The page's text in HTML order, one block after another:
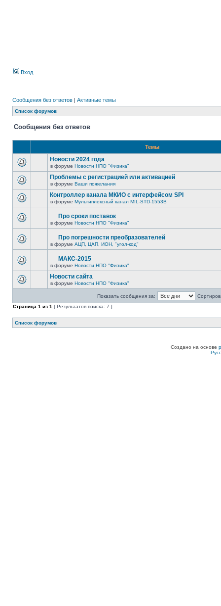
Вход
Сообщения без ответов | Активные темы
Список форумов
Сообщения без ответов
Темы
Новости 2024 года
в форуме Новости НПО "Физика"
Проблемы с регистрацией или активацией
в форуме Ваши пожелания
Контроллер канала МКИО с интерфейсом SPI
в форуме Мультиплексный канал MIL-STD-1553B
Про сроки поставок
в форуме Новости НПО "Физика"
Про погрешности преобразователей
в форуме АЦП, ЦАП, ИОН, "угол-код"
МАКС-2015
в форуме Новости НПО "Физика"
Новости сайта
в форуме Новости НПО "Физика"
Показать сообщения за:
Страница 1 из 1 [ Результатов поиска: 7 ]
Список форумов
Создано на основе